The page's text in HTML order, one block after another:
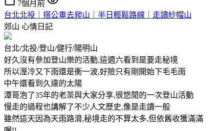
7個月前
台北北投｜搭公車去爬山｜半日輕鬆路線｜走讀紗帽山
郊山 心情日記
台北/北投/登山/健行/陽明山
好久沒有參加登山樂的活動,這週六看到是要走秘境
所以溼冷又下雨還是衝一波,好險只有剛開始下毛毛雨
中午還看到久違的太陽
潭哥泡了35年的老茶與大家分享,很悠閒的一次登山活動
慢走的過程也講解了不少人文歷史,像是走讀一般
雖然這天因為天雨路滑,秘境走的不算太多,但依舊收獲滿滿